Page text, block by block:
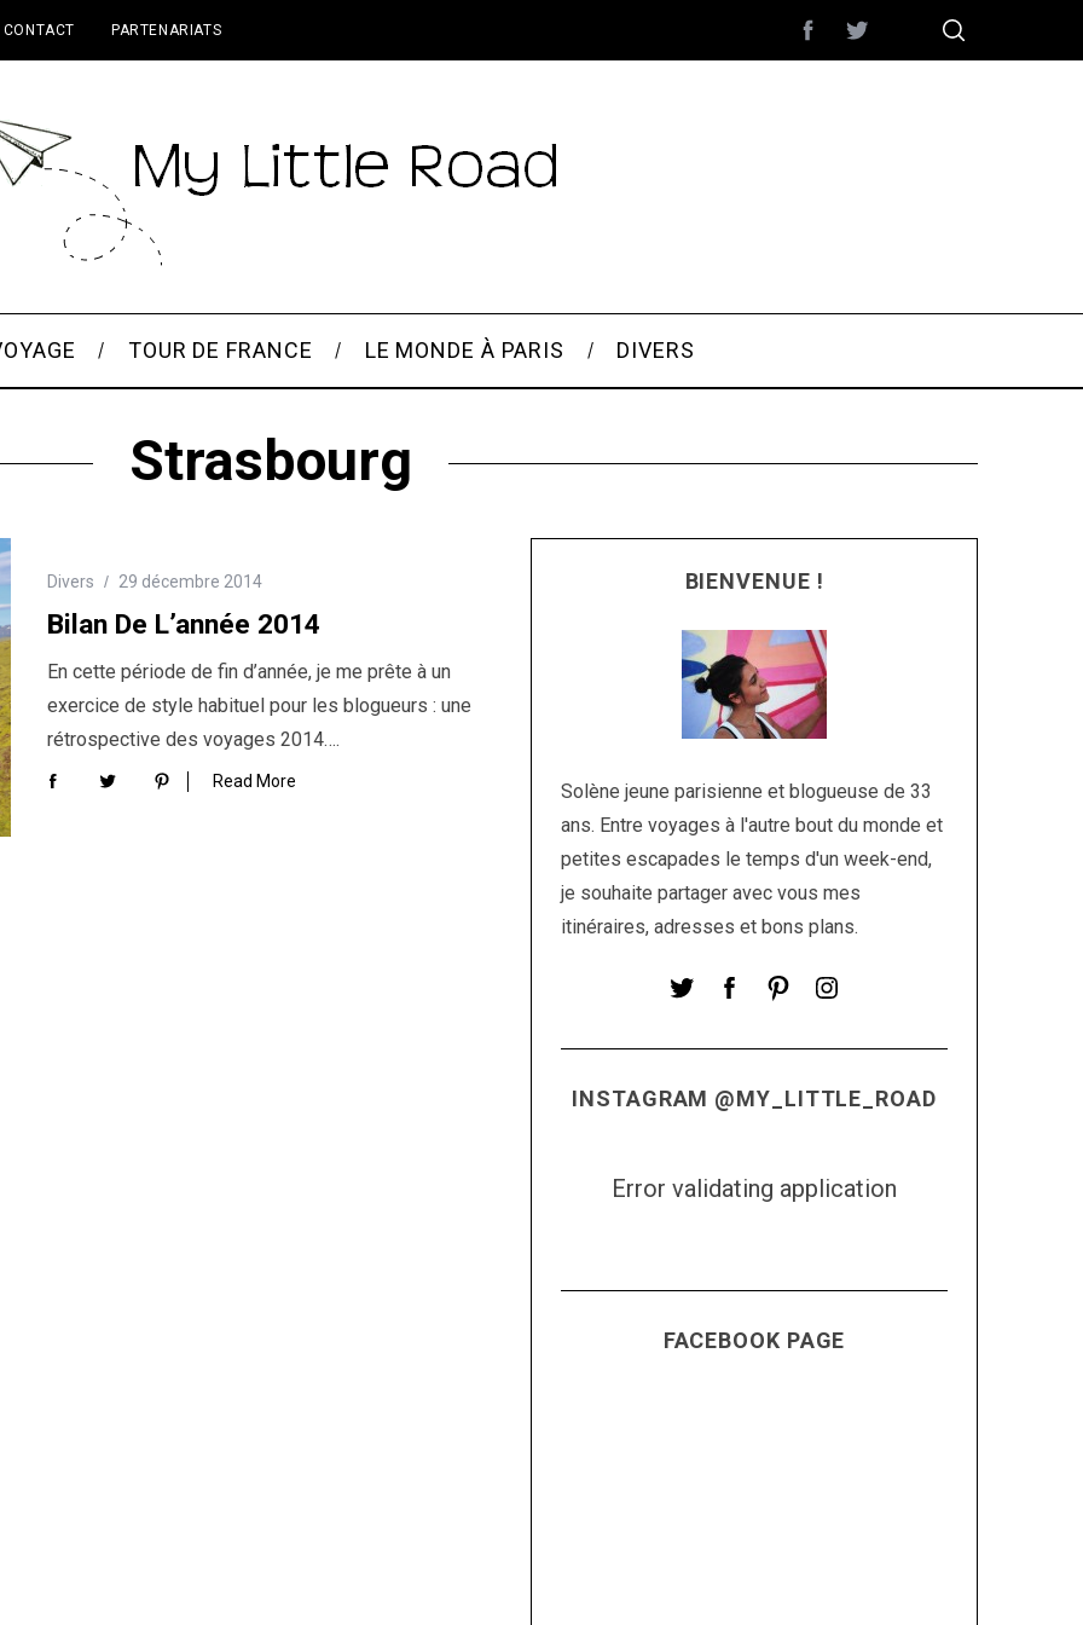
CONTACT PARTENARIATS
TOUR DE FRANCE LE MONDE À PARIS DIVERS
Strasbourg
Divers 29 décembre 2014
Bilan De L’année 2014
En cette période de fin d’année, je me prête à un
exercice de style habituel pour les blogueurs : une
rétrospective des voyages 2014….
Read More
BIENVENUE !
Solène jeune parisienne et blogueuse de 33
ans. Entre voyages à l'autre bout du monde et
petites escapades le temps d'un week-end,
je souhaite partager avec vous mes
itinéraires, adresses et bons plans.
INSTAGRAM @MY_LITTLE_ROAD
Error validating application
FACEBOOK PAGE